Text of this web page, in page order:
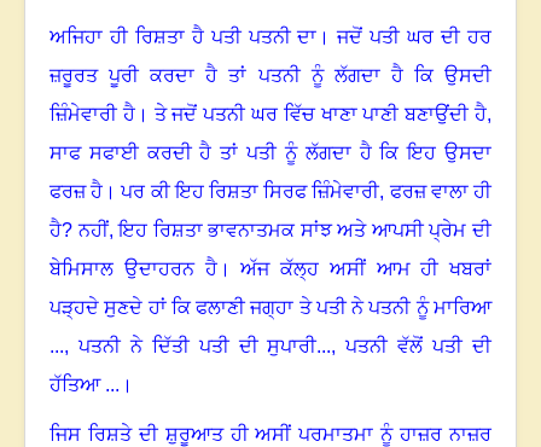
ਅਜਿਹਾ ਹੀ ਰਿਸ਼ਤਾ ਹੈ ਪਤੀ ਪਤਨੀ ਦਾ। ਜਦੋਂ ਪਤੀ ਘਰ ਦੀ ਹਰ
ਜ਼ਰੂਰਤ ਪੂਰੀ ਕਰਦਾ ਹੈ ਤਾਂ ਪਤਨੀ ਨੂੰ ਲੱਗਦਾ ਹੈ ਕਿ ਉਸਦੀ
ਜ਼ਿੰਮੇਵਾਰੀ ਹੈ। ਤੇ ਜਦੋਂ ਪਤਨੀ ਘਰ ਵਿੱਚ ਖਾਣਾ ਪਾਣੀ ਬਣਾਉਂਦੀ ਹੈ,
ਸਾਫ ਸਫਾਈ ਕਰਦੀ ਹੈ ਤਾਂ ਪਤੀ ਨੂੰ ਲੱਗਦਾ ਹੈ ਕਿ ਇਹ ਉਸਦਾ
ਫਰਜ਼ ਹੈ। ਪਰ ਕੀ ਇਹ ਰਿਸ਼ਤਾ ਸਿਰਫ ਜ਼ਿੰਮੇਵਾਰੀ,ਫਰਜ਼ ਵਾਲਾ ਹੀ
ਹੈ?ਨਹੀਂ,ਇਹ ਰਿਸ਼ਤਾ ਭਾਵਨਾਤਮਕ ਸਾਂਝ ਅਤੇ ਆਪਸੀ ਪ੍ਰੇਮ ਦੀ
ਬੇਮਿਸਾਲ ਉਦਾਹਰਨ ਹੈ। ਅੱਜ ਕੱਲ੍ਹ ਅਸੀਂ ਆਮ ਹੀ ਖਬਰਾਂ
ਪੜ੍ਹਦੇ ਸੁਣਦੇ ਹਾਂ ਕਿ ਫਲਾਣੀ ਜਗ੍ਹਾ ਤੇ ਪਤੀ ਨੇ ਪਤਨੀ ਨੂੰ ਮਾਰਿਆ
...,ਪਤਨੀ ਨੇ ਦਿੱਤੀ ਪਤੀ ਦੀ ਸੁਪਾਰੀ...,ਪਤਨੀ ਵੱਲੋਂ ਪਤੀ ਦੀ
ਹੱਤਿਆ ... ।
ਜਿਸ ਰਿਸ਼ਤੇ ਦੀ ਸ਼ੁਰੂਆਤ ਹੀ ਅਸੀਂ ਪਰਮਾਤਮਾ ਨੂੰ ਹਾਜ਼ਰ ਨਾਜ਼ਰ